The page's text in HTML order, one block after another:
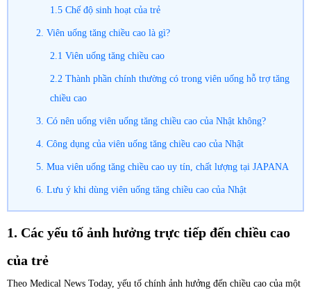
1.5 Chế độ sinh hoạt của trẻ
2. Viên uống tăng chiều cao là gì?
2.1 Viên uống tăng chiều cao
2.2 Thành phần chính thường có trong viên uống hỗ trợ tăng
chiều cao
3. Có nên uống viên uống tăng chiều cao của Nhật không?
4. Công dụng của viên uống tăng chiều cao của Nhật
5. Mua viên uống tăng chiều cao uy tín, chất lượng tại JAPANA
6. Lưu ý khi dùng viên uống tăng chiều cao của Nhật
1. Các yếu tố ảnh hưởng trực tiếp đến chiều cao
của trẻ
Theo Medical News Today, yếu tố chính ảnh hưởng đến chiều cao của một